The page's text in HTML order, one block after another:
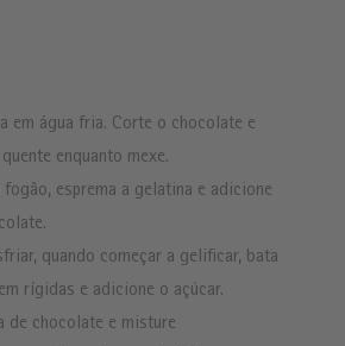
em água fria. Corte o chocolate e
enquanto mexe.
fogão, esprema a gelatina e adicione
quando começar a gelificar, bata
rígidas e adicione o açúcar.
de chocolate e misture